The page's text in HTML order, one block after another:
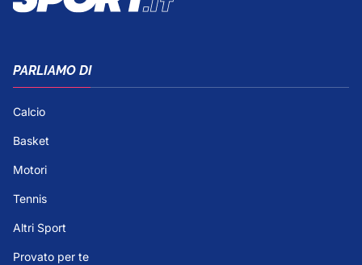
PARLIAMO DI
Calcio
Basket
Motori
Tennis
Altri Sport
Provato per te